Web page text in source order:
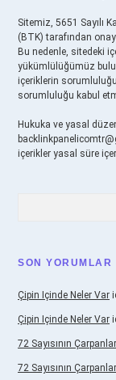
Sitemiz, 5651 Sayılı
(BTK) tarafından
Bu nedenle, sitedeki
yükümlülüğümüz
içeriklerin
sorumluluğu kabul
Hukuka ve yasal
içerikler yasal süre
SON YORUMLAR
Çipin Içinde Neler Var
Çipin Içinde Neler Var
72 Sayısının
72 Sayısının